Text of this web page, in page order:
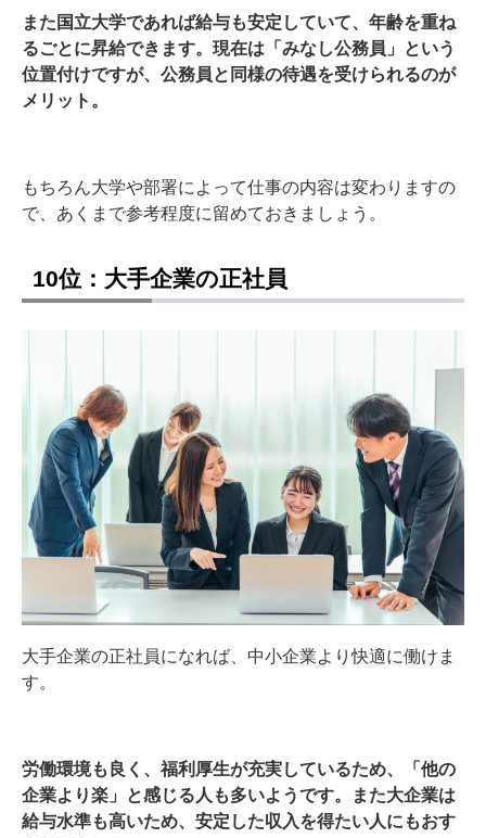
また国立大学であれば給与も安定していて、年齢を重ね
るごとに昇給できます。現在は「みなし公務員」という
位置付けですが、公務員と同様の待遇を受けられるのが
メリット。
もちろん大学や部署によって仕事の内容は変わりますの
で、あくまで参考程度に留めておきましょう。
10位：大手企業の正社員
大手企業の正社員になれば、中小企業より快適に働けま
す。
労働環境も良く、福利厚生が充実しているため、「他の
企業より楽」と感じる人も多いようです。また大企業は
給与水準も高いため、安定した収入を得たい人にもおす